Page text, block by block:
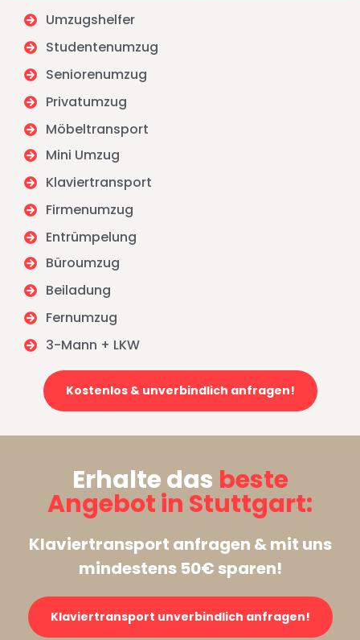
Umzugshelfer
Studentenumzug
Seniorenumzug
Privatumzug
Möbeltransport
Mini Umzug
Klaviertransport
Firmenumzug
Entrümpelung
Büroumzug
Beiladung
Fernumzug
3-Mann + LKW
Kostenlos & unverbindlich anfragen!
Erhalte das beste
Angebot in Stuttgart:
Klaviertransport anfragen & mit uns
mindestens 50€ sparen!
Klaviertransport unverbindlich anfragen!